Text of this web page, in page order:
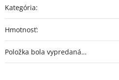
Kategória:
Hmotnosť:
Položka bola vypredaná…